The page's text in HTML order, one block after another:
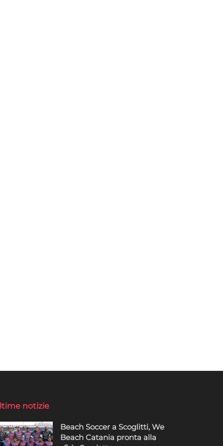
notizie
Beach Soccer a Scoglitti, We
Beach Catania pronta alla